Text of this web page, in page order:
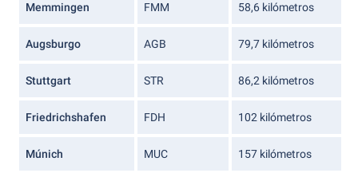
Memmingen FMM 58,6 kilómetros
Augsburgo AGB 79,7 kilómetros
Stuttgart STR 86,2 kilómetros
Friedrichshafen FDH 102 kilómetros
Múnich MUC 157 kilómetros